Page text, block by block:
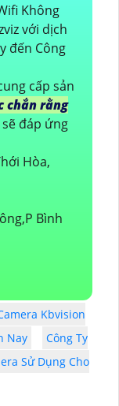
Không
với dịch
đến Công
cấp sản
chắn rằng
đáp ứng
Hòa,
Bình
Kbvision
Nay
Công Ty
Sử Dụng Cho